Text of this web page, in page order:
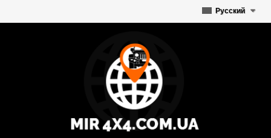
Русский